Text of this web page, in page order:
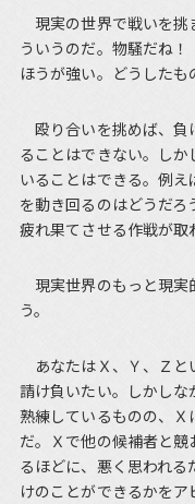
現実の世界で戦いを挑
ういうのだ。物騒だね
ほうが強い。どうしたも
殴り合いを挑めば、負
ることはできない。し
いることはできる。例
を動き回るのはどうだろ
疲れ果てさせる作戦が取
現実世界のもっと現実
う。
あなたはＸ、Ｙ、Ｚと
請け負いたい。しかし
熟練しているものの、
だ。Ｘで他の候補者と
るほどに、悪く思われ
けのことができるかを